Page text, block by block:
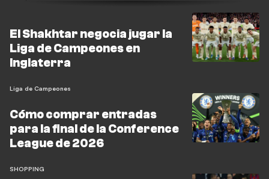
El Shakhtar negocia jugar la
Liga de Campeones en
Inglaterra
Liga de Campeones
Cómo comprar entradas
para la final de la Conference
League de 2026
SHOPPING